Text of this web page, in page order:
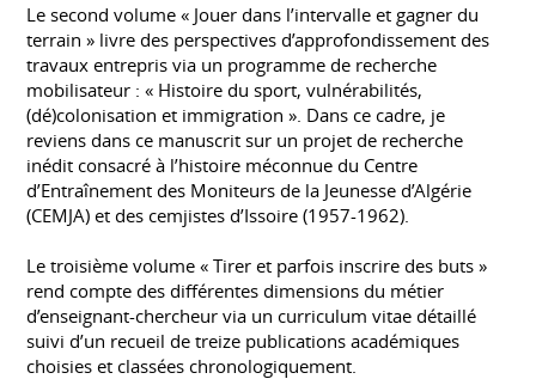
Le second volume « Jouer dans l’intervalle et gagner du
terrain » livre des perspectives d’approfondissement des
travaux entrepris via un programme de recherche
mobilisateur : « Histoire du sport, vulnérabilités,
(dé)colonisation et immigration ». Dans ce cadre, je
reviens dans ce manuscrit sur un projet de recherche
inédit consacré à l’histoire méconnue du Centre
d’Entraînement des Moniteurs de la Jeunesse d’Algérie
(CEMJA) et des cemjistes d’Issoire (1957-1962).
Le troisième volume « Tirer et parfois inscrire des buts »
rend compte des différentes dimensions du métier
d’enseignant-chercheur via un curriculum vitae détaillé
suivi d’un recueil de treize publications académiques
choisies et classées chronologiquement.